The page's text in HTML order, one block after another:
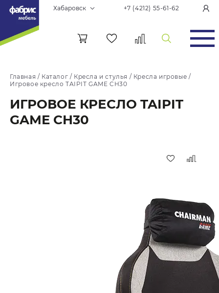
Хабаровск +7 (4212) 55-61-62
Главная / Каталог / Кресла и стулья / Кресла игровые /
Игровое кресло TAIPIT GAME CH30
ИГРОВОЕ КРЕСЛО TAIPIT
GAME CH30